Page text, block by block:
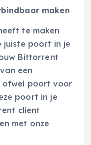
maken
te maken
juiste poort in je
Bittorrent
een
ofwel poort voor
poort in je
client
met onze